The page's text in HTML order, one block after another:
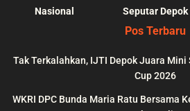
Nasional
Seputar Depok
Pos Terbaru
Tak Terkalahkan, IJTI Depok Juara Mini
Cup 2026
WKRI DPC Bunda Maria Ratu Bersama
depokupdate.co/wp-
line